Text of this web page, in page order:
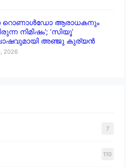
റൊണാൾഡോ ആരാധകനും
നിമിഷം’; ‘സിയൂ’
അഞ്ജു കുര്യൻ
2026
7
110